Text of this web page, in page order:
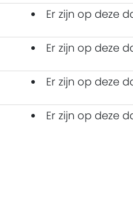
Er zijn op deze
Er zijn op deze
Er zijn op deze
Er zijn op deze